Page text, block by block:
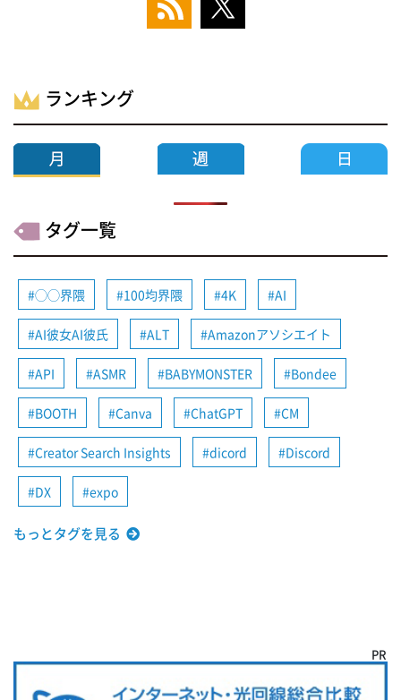
ランキング
タグ一覧
◯◯界隈 100均界隈 4K AI
AI彼女AI彼氏 ALT Amazonアソシエイト
API ASMR BABYMONSTER Bondee
BOOTH Canva ChatGPT CM
Creator Search Insights dicord Discord
DX expo
もっとタグを見る
PR